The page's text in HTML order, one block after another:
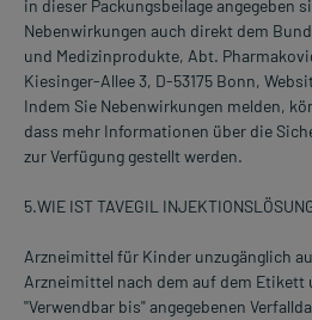
in dieser Packungsbeilage angegeben
Nebenwirkungen auch direkt dem
und Medizinprodukte, Abt.
Kiesinger-Allee 3, D-53175 Bonn,
Indem Sie Nebenwirkungen melden,
dass mehr Informationen über die
zur Verfügung gestellt werden.
5.WIE IST TAVEGIL
Arzneimittel für Kinder unzugänglich
Arzneimittel nach dem auf dem Etikett
''Verwendbar bis" angegebenen